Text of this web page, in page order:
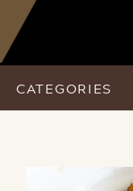
CATEGORIES